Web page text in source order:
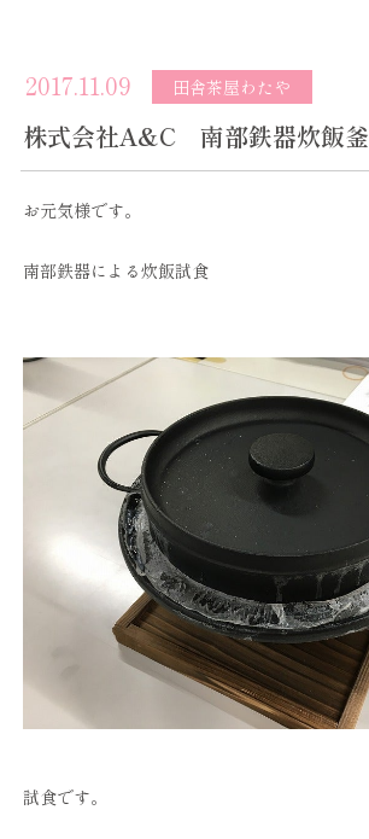
2017.11.09 田舎茶屋わたや
株式会社A&C 南部鉄器炊飯釜
お元気様です。
南部鉄器による炊飯試食
試食です。